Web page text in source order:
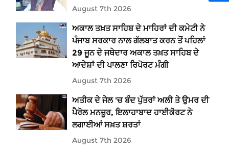
August 7th 2026
ਅਕਾਲ ਤਖ਼ਤ ਸਾਹਿਬ ਦੇ ਮਾਹਿਰਾਂ ਦੀ ਕਮੇਟੀ ਨੇ
ਪੰਜਾਬ ਸਰਕਾਰ ਨਾਲ ਗੱਲਬਾਤ ਕਰਨ ਤੋਂ ਪਹਿਲਾਂ
29 ਜੂਨ ਦੇ ਜਥੇਦਾਰ ਅਕਾਲ ਤਖ਼ਤ ਸਾਹਿਬ ਦੇ
ਆਦੇਸ਼ਾਂ ਦੀ ਪਾਲਣਾ ਰਿਪੋਰਟ ਮੰਗੀ
August 7th 2026
ਅਤੀਕ ਦੇ ਜੇਲ 'ਚ ਬੰਦ ਪੁੱਤਰਾਂ ਅਲੀ ਤੇ ਉਮਰ ਦੀ
ਪੈਰੋਲ ਮਨਜ਼ੂਰ, ਇਲਾਹਾਬਾਦ ਹਾਈਕੋਰਟ ਨੇ
ਲਗਾਈਆਂ ਸਖ਼ਤ ਸ਼ਰਤਾਂ
August 7th 2026